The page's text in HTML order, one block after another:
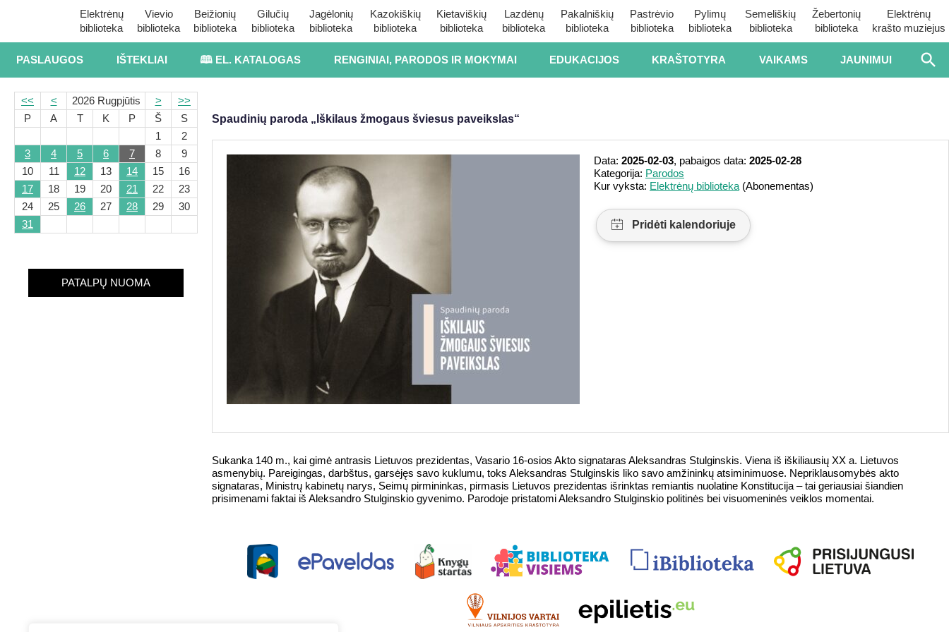
Elektrėnų
biblioteka
Vievio
biblioteka
Beižionių
biblioteka
Gilučių
biblioteka
Jagėlonių
biblioteka
Kazokiškių
biblioteka
Kietaviškių
biblioteka
Lazdėnų
biblioteka
Pakalniškių
biblioteka
Pastrėvio
biblioteka
Pylimų
biblioteka
Semeliškių
biblioteka
Žebertonių
biblioteka
Elektrėnų
krašto muziejus
PASLAUGOS IŠTEKLIAI 🕮 EL. KATALOGAS RENGINIAI, PARODOS IR MOKYMAI EDUKACIJOS KRAŠTOTYRA VAIKAMS JAUNIMUI
<< < 2026 Rugpjūtis >
>>
P
A T K P Š
S
1
2
3
4 5 6 7 8
9
10
11 12 13 14 15
16
17
18 19 20 21 22
23
24
25 26 27 28 29
30
31
PATALPŲ NUOMA
Spaudinių paroda „Iškilaus žmogaus šviesus paveikslas“
Data: 2025-02-03, pabaigos data: 2025-02-28
Kategorija: Parodos
Kur vyksta: Elektrėnų biblioteka (Abonementas)
Sukanka 140 m., kai gimė antrasis Lietuvos prezidentas, Vasario 16-osios Akto signataras Aleksandras Stulginskis. Viena iš iškiliausių XX a. Lietuvos
asmenybių. Pareigingas, darbštus, garsėjęs savo kuklumu, toks Aleksandras Stulginskis liko savo amžininkų atsiminimuose. Nepriklausomybės akto
signataras, Ministrų kabinetų narys, Seimų pirmininkas, pirmasis Lietuvos prezidentas išrinktas remiantis nuolatine Konstitucija – tai geriausiai šiandien
prisimenami faktai iš Aleksandro Stulginskio gyvenimo. Parodoje pristatomi Aleksandro Stulginskio politinės bei visuomeninės veiklos momentai.